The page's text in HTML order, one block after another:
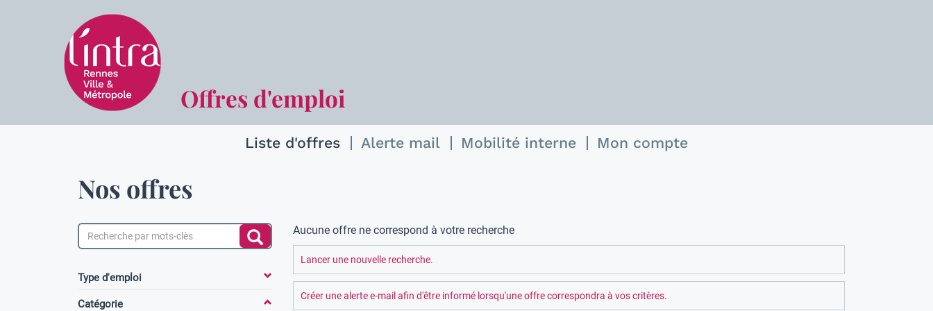
Offres d'emploi
Liste d'offres Alerte mail Mobilité interne Mon compte
Nos offres
Type d'emploi
Catégorie
Aucune offre ne correspond à votre recherche
Lancer une nouvelle recherche.
Créer une alerte e-mail afin d'être informé lorsqu'une offre correspondra à vos critères.